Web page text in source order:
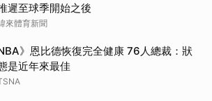
遲至球季開始之後
來體育新聞
》恩比德恢復完全健康 76人總裁：狀
是近年來最佳